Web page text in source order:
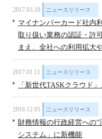
2017.03.10 ニュースリリース
マイナンバーカード社内
取り扱い業務の認証・
まえ、全社への利用拡大
2017.01.11 ニュースリリース
「新世代TASKクラウド
2016.12.05 ニュースリリース
財務情報の行政経営への
システム」に新機能